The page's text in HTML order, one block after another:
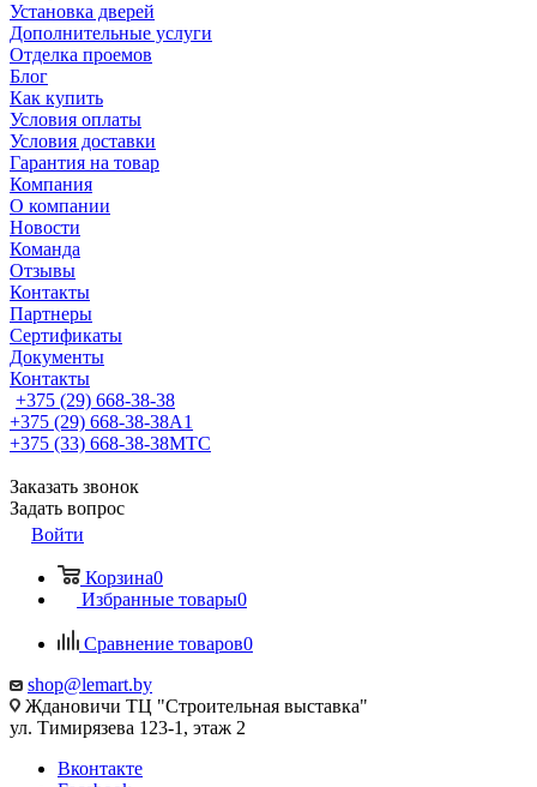
Установка дверей
Дополнительные услуги
Отделка проемов
Блог
Как купить
Условия оплаты
Условия доставки
Гарантия на товар
Компания
О компании
Новости
Команда
Отзывы
Контакты
Партнеры
Сертификаты
Документы
Контакты
+375 (29) 668-38-38
+375 (29) 668-38-38A1
+375 (33) 668-38-38МТС
Заказать звонок
Задать вопрос
Войти
Корзина0
Избранные товары0
Сравнение товаров0
shop@lemart.by
Ждановичи ТЦ "Строительная выставка"
ул. Тимирязева 123-1, этаж 2
Вконтакте